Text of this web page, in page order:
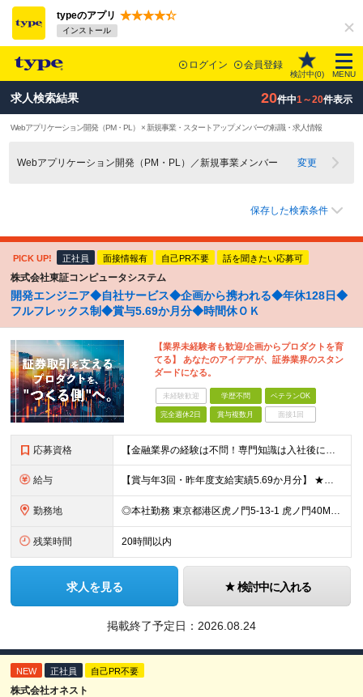
typeのアプリ
インストール
ログイン 会員登録
検討中(0) MENU
求人検索結果 20件中1～20件表示
Webアプリケーション開発（PM・PL） × 新規事業・スタートアップメンバーの転職・求人情報
Webアプリケーション開発（PM・PL）／新規事業メンバー 変更
保存した検索条件
PICK UP! 正社員 面接情報有 自己PR不要 話を聞きたい応募可
株式会社東証コンピュータシステム
開発エンジニア◆自社サービス◆企画から携われる◆年休128日◆
フルフレックス制◆賞与5.69か月分◆時間休ＯＫ
【業界未経験者も歓迎/企画からプロダクトを育
てる】 あなたのアイデアが、証券業界のスタン
ダードになる。
未経験歓迎 学歴不問 ベテランOK
完全週休2日 賞与複数月 面接1回
応募資格 【金融業界の経験は不問！専門知識は入社後に学べます】 ◎学歴不問 ◎システム開発の実務経験をお持ちの方 └3年以上・Java、C#いずれかの使用経験をお持ちの方を想定しております 【以下のような方は
給与 【賞与年3回・昨年度支給実績5.69か月分】 ★想定年収500万円～ ★前職給与考慮あり 月給27万円～59万円 +残業代全額支給(1分単位、監督職以下) +人事評価による賞与年2回（4月/10月）
勤務地 ◎本社勤務 東京都港区虎ノ門5-13-1 虎ノ門40MTビル 8F ※原則として、転居を伴う転勤はありません ※(変更の範囲)上記を除く当社関連勤務地
残業時間 20時間以内
求人を見る 検討中に入れる
掲載終了予定日： 2026.08.24
NEW 正社員 自己PR不要
株式会社オネスト